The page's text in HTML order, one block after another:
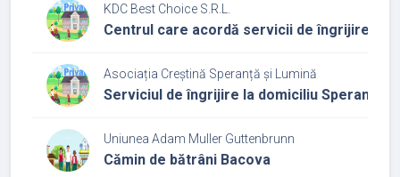
KDC Best Choice S.R.L.
Centrul care acordă servicii de îngrijire și
Asociația Creștină Speranță și Lumină
Serviciul de îngrijire la domiciliu Speranță și
Uniunea Adam Muller Guttenbrunn
Cămin de bătrâni Bacova